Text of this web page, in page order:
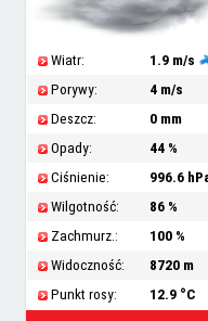
Wiatr:
1.9 m/s
Porywy:
4 m/s
Deszcz:
0 mm
Opady:
44 %
Ciśnienie:
996.6
Wilgotność:
86 %
Zachmurz.:
100 %
Widoczność:
8720 m
Punkt rosy:
12.9 °C